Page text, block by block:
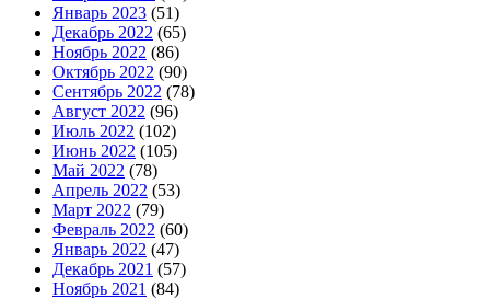
Январь 2023 (51)
Декабрь 2022 (65)
Ноябрь 2022 (86)
Октябрь 2022 (90)
Сентябрь 2022 (78)
Август 2022 (96)
Июль 2022 (102)
Июнь 2022 (105)
Май 2022 (78)
Апрель 2022 (53)
Март 2022 (79)
Февраль 2022 (60)
Январь 2022 (47)
Декабрь 2021 (57)
Ноябрь 2021 (84)